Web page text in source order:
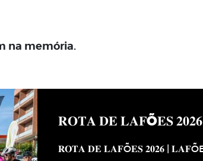
na memória.
𝐑𝐎𝐓𝐀 𝐃𝐄 𝐋𝐀𝐅Õ𝐄𝐒 𝟐𝟎𝟐𝟔
𝐑𝐎𝐓𝐀 𝐃𝐄 𝐋𝐀𝐅Õ𝐄𝐒 𝟐𝟎𝟐𝟔 |